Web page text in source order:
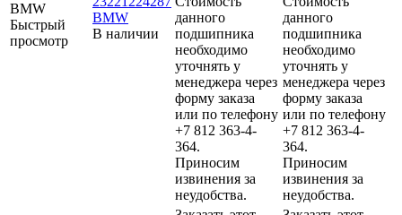
Быстрый
просмотр
BMW
В наличии
данного
подшипника
необходимо
уточнять у
менеджера через
форму заказа
или по телефону
+7 812 363-4-
364.
Приносим
извинения за
неудобства.
данного
подшипника
необходимо
уточнять у
менеджера через
форму заказа
или по телефону
+7 812 363-4-
364.
Приносим
извинения за
неудобства.